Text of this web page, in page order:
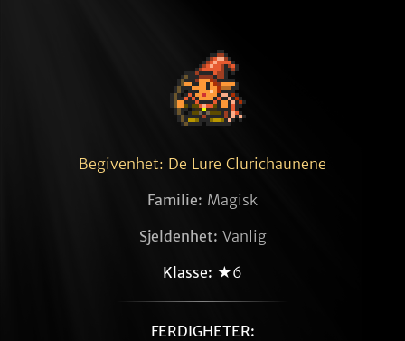
Begivenhet: De Lure Clurichaunene
Familie: Magisk
Sjeldenhet: Vanlig
Klasse: ★6
FERDIGHETER: